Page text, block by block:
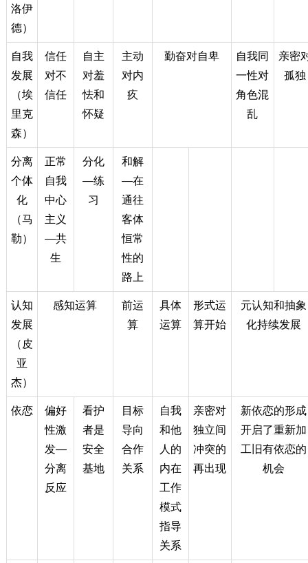
洛伊
德）
自我
发展
（埃
里克
森）
信任
对不
信任
自主
对羞
怯和
怀疑
主动
对内
疚
勤奋对自卑
自我同
一性对
角色混
乱
亲密
孤独
分离
个体
化
（马
勒）
正常
自我
中心
主义
—共
生
分化
—练
习
和解
—在
通往
客体
恒常
性的
路上
认知
发展
（皮
亚
杰）
感知运算
前运
算
具体
运算
形式运
算开始
元认知和抽象
化持续发展
依恋
偏好
性激
发—
分离
反应
看护
者是
安全
基地
目标
导向
合作
关系
自我
和他
人的
内在
工作
模式
指导
关系
亲密对
独立间
冲突的
再出现
新依恋的形成
开启了重新加
工旧有依恋的
机会